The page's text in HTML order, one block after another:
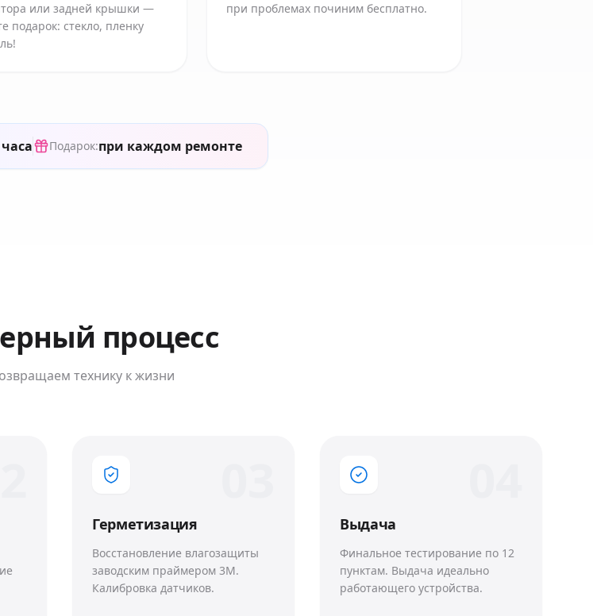
или задней крышки —
подарок: стекло, пленку
при проблемах починим бесплатно.
Подарок:при каждом ремонте
процесс
технику к жизни
Герметизация
Восстановление влагозащиты
заводским праймером 3M.
Калибровка датчиков.
Выдача
Финальное тестирование по 12
пунктам. Выдача идеально
работающего устройства.